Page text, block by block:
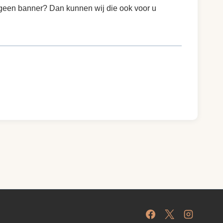
banner? Dan kunnen wij die ook voor u